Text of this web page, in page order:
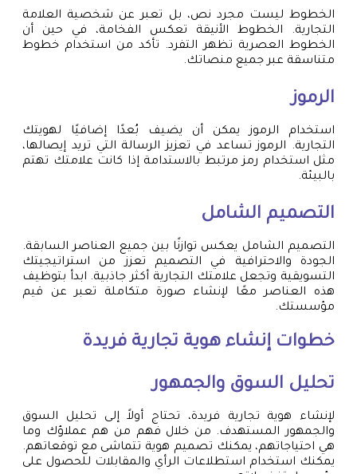
الخطوط ليست مجرد نص، بل تعبر عن شخصية العلامة
التجارية. الخطوط الأنيقة تعكس الفخامة، في حين أن
الخطوط العصرية تظهر التفرد. تأكد من استخدام خطوط
متناسقة عبر جميع منصاتك.
الرموز
استخدام الرموز يمكن أن يضيف بُعدًا إضافيًا لهويتك
التجارية. الرموز تساعد في تعزيز الرسالة التي تريد إيصالها،
مثل استخدام رمز مرتبط بالاستدامة إذا كانت علامتك تهتم
بالبيئة.
التصميم الشامل
التصميم الشامل يعكس توازنًا بين جميع العناصر السابقة.
الجودة والاحترافية في التصميم تعزز من استراتيجيتك
التسويقية وتجعل علامتك التجارية أكثر جاذبية. ابدأ بتوظيف
هذه العناصر معًا لإنشاء صورة متكاملة تعبر عن قيم
مؤسستك.
خطوات إنشاء هوية تجارية فريدة
تحليل السوق والجمهور
لإنشاء هوية تجارية فريدة، تحتاج أولاً إلى تحليل السوق
والجمهور المستهدف. من خلال فهم من هم عملاؤك وما
هي احتياجاتهم، يمكنك تصميم هوية تتماشى مع توقعاتهم.
يمكنك استخدام استطلاعات الرأي والمقابلات للحصول على